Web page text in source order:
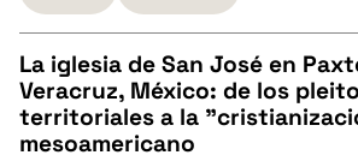
BIBTEX
pobierz cytat
CZYSTY TEKST
La iglesia de San José en
Veracruz, México: de los
territoriales a la
mesoamericano